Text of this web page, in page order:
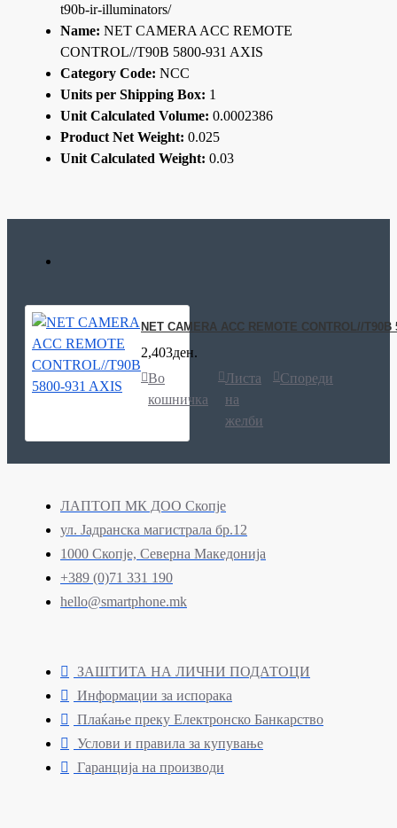
t90b-ir-illuminators/
Name: NET CAMERA ACC REMOTE
CONTROL//T90B 5800-931 AXIS
Category Code: NCC
Units per Shipping Box: 1
Unit Calculated Volume: 0.0002386
Product Net Weight: 0.025
Unit Calculated Weight: 0.03
NET CAMERA ACC REMOTE CONTROL//T90B
2,403ден.
Во
кошничка
Листа
на
желби
Спореди
ЛАПТОП МК ДОО Скопје
ул. Јадранска магистрала бр.12
1000 Скопје, Северна Македонија
+389 (0)71 331 190
hello@smartphone.mk
ЗАШТИТА НА ЛИЧНИ ПОДАТОЦИ
Информации за испорака
Плаќање преку Електронско Банкарство
Услови и правила за купување
Гаранција на производи